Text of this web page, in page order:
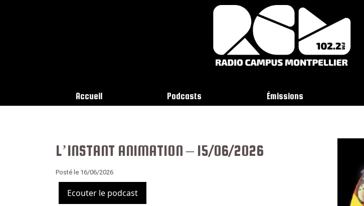
Accueil Podcasts Émissions
L’INSTANT ANIMATION – 15/06/2026
Posté le 16/06/2026
Ecouter le podcast